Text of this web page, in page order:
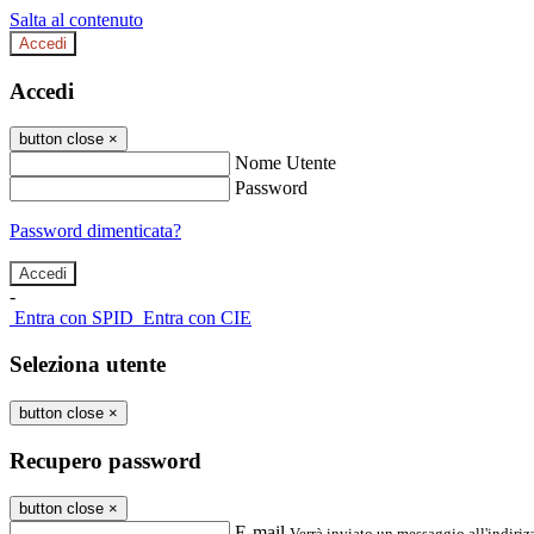
Salta al contenuto
Accedi
Accedi
button close ×
Nome Utente
Password
Password dimenticata?
-
Entra con SPID Entra con CIE
Seleziona utente
button close ×
Recupero password
button close ×